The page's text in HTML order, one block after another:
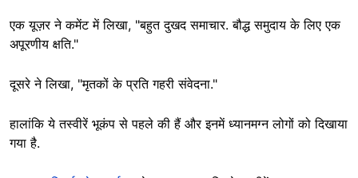
एक यूज़र ने कमेंट में लिखा, "बहुत दुखद समाचार. बौद्ध समुदाय के लिए एक
अपूरणीय क्षति."
दूसरे ने लिखा, "मृतकों के प्रति गहरी संवेदना."
हालांकि ये तस्वीरें भूकंप से पहले की हैं और इनमें ध्यानमग्न लोगों को दिखाया
गया है.